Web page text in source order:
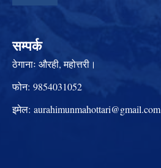
सम्पर्क
ठेगानाः औरही, महोत्तरी।
फोन: 9854031052
इमेल: aurahimunmahottari@gmail.com